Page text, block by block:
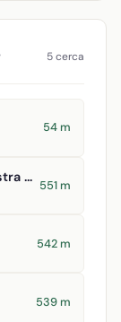
5 cerca
54 m
Convento-Universidad de Nuestra Señora del Rosario
551 m
542 m
539 m